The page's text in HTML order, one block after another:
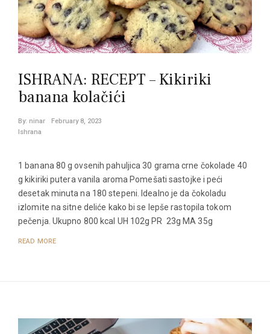
ISHRANA: RECEPT – Kikiriki
banana kolačići
By: ninar
February 8, 2023
Ishrana
1 banana 80 g ovsenih pahuljica 30 grama crne čokolade 40
g kikiriki putera vanila aroma Pomešati sastojke i peći
desetak minuta na 180 stepeni. Idealno je da čokoladu
izlomite na sitne deliće kako bi se lepše rastopila tokom
pečenja. Ukupno 800 kcal UH 102g PR 23g MA 35g
READ MORE